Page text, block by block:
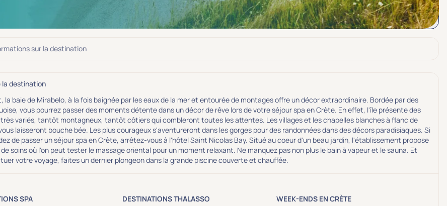
Trier par Nos recommandations en premier
sur la destination
la destination
la baie de Mirabelo, à la fois baignée par les eaux de la mer et entourée de montages offre un décor extraordinaire. Bordée par des
vous pourrez passer des moments détente dans un décor de rêve lors de votre séjour spa en Crète. En effet, l'île présente des
variés, tantôt montagneux, tantôt côtiers qui combleront toutes les attentes. Les villages et les chapelles blanches à flanc de
laisseront bouche bée. Les plus courageux s'aventureront dans les gorges pour des randonnées dans des décors paradisiaques. Si
de passer un séjour spa en Crète, arrêtez-vous à l'hôtel Saint Nicolas Bay. Situé au coeur d'un beau jardin, l'établissement propose
soins où l'on peut tester le massage oriental pour un moment relaxant. Ne manquez pas non plus le bain à vapeur et le sauna. Et
votre voyage, faites un dernier plongeon dans la grande piscine couverte et chauffée.
SPA
DESTINATIONS THALASSO
WEEK-ENDS EN CRÈTE